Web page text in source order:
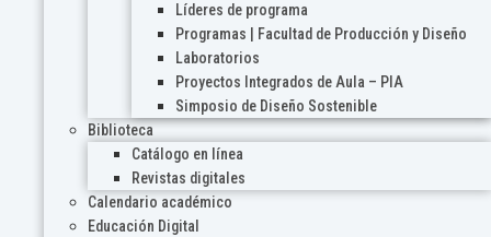
Líderes de programa
Programas | Facultad de Producción y Diseño
Laboratorios
Proyectos Integrados de Aula – PIA
Simposio de Diseño Sostenible
Biblioteca
Catálogo en línea
Revistas digitales
Calendario académico
Educación Digital